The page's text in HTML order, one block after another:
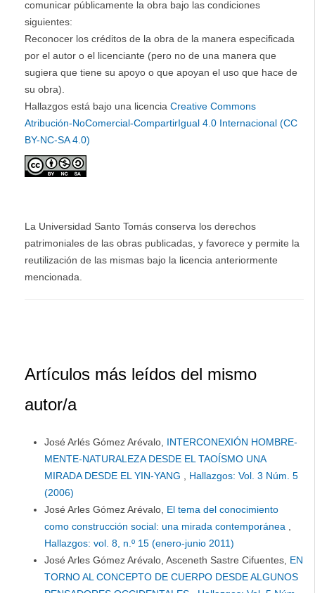
comunicar públicamente la obra bajo las condiciones
siguientes:
Reconocer los créditos de la obra de la manera especificada
por el autor o el licenciante (pero no de una manera que
sugiera que tiene su apoyo o que apoyan el uso que hace de
su obra).
Hallazgos está bajo una licencia Creative Commons
Atribución-NoComercial-CompartirIgual 4.0 Internacional (CC
BY-NC-SA 4.0)
La Universidad Santo Tomás conserva los derechos
patrimoniales de las obras publicadas, y favorece y permite la
reutilización de las mismas bajo la licencia anteriormente
mencionada.
Artículos más leídos del mismo
autor/a
José Arlés Gómez Arévalo, INTERCONEXIÓN HOMBRE-
MENTE-NATURALEZA DESDE EL TAOÍSMO UNA
MIRADA DESDE EL YIN-YANG
Hallazgos: Vol. 3 Núm. 5
(2006)
José Arles Gómez Arévalo, El tema del conocimiento
como construcción social: una mirada contemporánea
Hallazgos: vol. 8, n.º 15 (enero-junio 2011)
José Arles Gómez Arévalo, Asceneth Sastre Cifuentes, EN
TORNO AL CONCEPTO DE CUERPO DESDE ALGUNOS